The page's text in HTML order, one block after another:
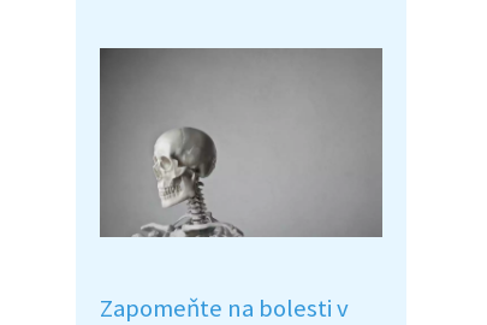
Zapomeňte na bolesti v